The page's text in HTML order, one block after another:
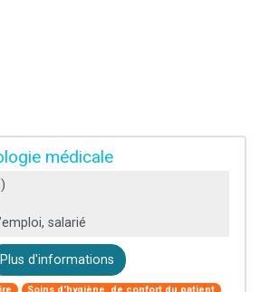
médicale
salarié
Plus d'informations
Soins d'hygiène, de confort du patient